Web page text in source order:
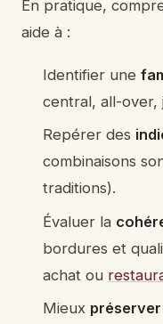
En pratique,
aide à :
Identifier une
central, all-over,
Repérer des
combinaisons
traditions).
Évaluer la
bordures et
achat ou
Mieux préserver